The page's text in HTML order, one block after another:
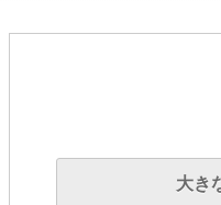
大き